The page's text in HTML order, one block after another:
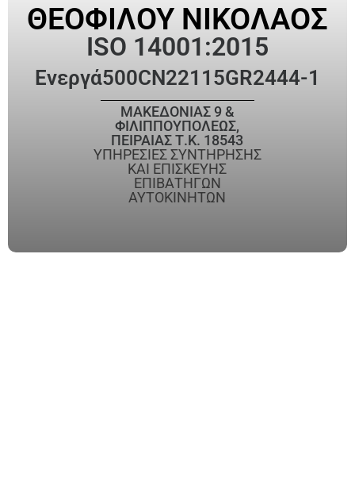
ΘΕΟΦΙΛΟΥ ΝΙΚΟΛΑΟΣ
ISO 14001:2015
Ενεργά500CN22115GR2444-1
ΜΑΚΕΔΟΝΙΑΣ 9 &
ΦΙΛΙΠΠΟΥΠΟΛΕΩΣ,
ΠΕΙΡΑΙΑΣ Τ.Κ. 18543
ΥΠΗΡΕΣΙΕΣ ΣΥΝΤΗΡΗΣΗΣ
ΚΑΙ ΕΠΙΣΚΕΥΗΣ
ΕΠΙΒΑΤΗΓΩΝ
ΑΥΤΟΚΙΝΗΤΩΝ